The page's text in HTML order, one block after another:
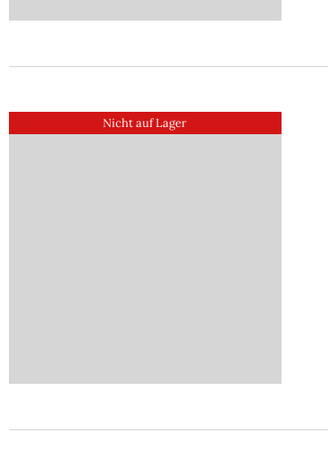
Nicht auf Lager